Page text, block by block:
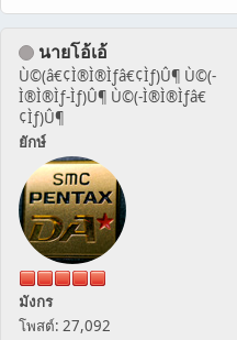
นายโอ้เอ้
Ù©(â€¢Ì®Ì®Ìƒâ€¢Ìƒ)Û¶ Ù©(-
Ì®Ì®Ìƒ-Ìƒ)Û¶ Ù©(-Ì®Ì®Ìƒâ€
¢Ìƒ)Û¶
ยักษ์
มังกร
โพสต์: 27,092